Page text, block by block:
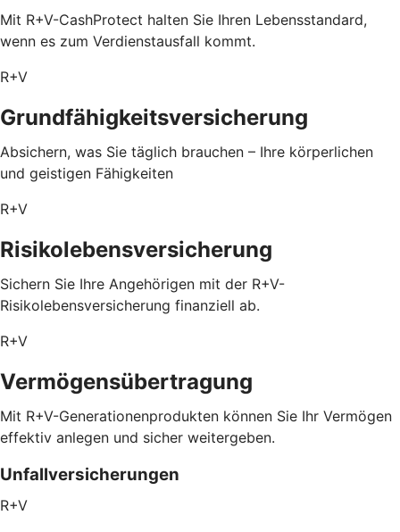
Mit R+V-CashProtect halten Sie Ihren Lebensstandard,
wenn es zum Verdienstausfall kommt.
R+V
Grundfähigkeitsversicherung
Absichern, was Sie täglich brauchen – Ihre körperlichen
und geistigen Fähigkeiten
R+V
Risikolebensversicherung
Sichern Sie Ihre Angehörigen mit der R+V-
Risikolebensversicherung finanziell ab.
R+V
Vermögensübertragung
Mit R+V-Generationenprodukten können Sie Ihr Vermögen
effektiv anlegen und sicher weitergeben.
Unfallversicherungen
R+V